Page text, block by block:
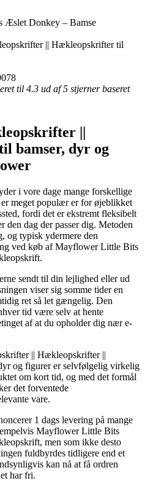
Æslet Donkey – Bamse
|| Hækleopskrifter til
til 4.3 ud af 5 stjerner baseret
||
bamser, dyr og
i vore dage mange forskellige
meget populær er for øjeblikket
fordi det er ekstremt fleksibelt
den dag der passer dig. Metoden
og typisk ydermere den
ved køb af Mayflower Little Bits
sendt til din lejlighed eller ud
viser sig somme tider en
ret så let gængelig. Den
tid være selv at hente
af at du opholder dig nær e-
|| Hækleopskrifter ||
og figurer er selvfølgelig virkelig
om kort tid, og med det formål
det forventede
vare.
1 dags levering på mange
Mayflower Little Bits
men som ikke desto
fuldbyrdes tidligere end et
kan nå at få ordren
har fri.